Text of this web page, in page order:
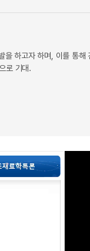
하고자 하며, 이를 통해
로 기대.